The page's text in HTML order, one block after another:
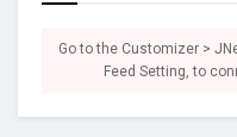
Go to the Customizer >
Feed Setting, to